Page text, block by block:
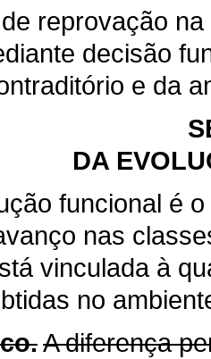
reprovação
decisão
e da
DA
funcional é
nas
vinculada à
no
A diferença